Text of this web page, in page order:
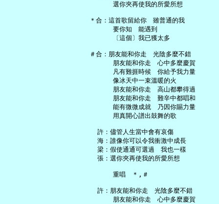
       選你夾再使我的所愛所想
＊合：這首歌留給你　雖普通的我
       要你知　能遇到
       〔這個〕我已獲太多
＃合：朋友能和你走　光陰多麼不錯
       朋友能和你走　心中多麼慶賀
       凡有難捱時候　你給予我力量
       像冰天中一束溫暖的火
       朋友能和你走　高山都攀得過
       朋友能和你走　難辛中都唱和
       能有微微成就　乃因你賜力量
       用真開心譜出鼓舞的歌
   許：儘管人生當中會有哀傷
   海：誰像你可以令我衝激中成長
   梁：假使通通可選過　我也一樣
   張：選你夾再使我的所愛所想
       重唱　＊,＃
   許：朋友能和你走　光陰多麼不錯
       朋友能和你走　心中多麼慶賀